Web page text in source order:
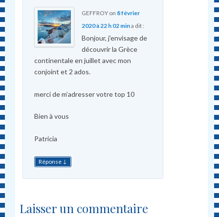
GEFFROYon 8 février
2020 à 22 h 02 mina dit :
Bonjour, j’envisage de
découvrir la Grèce
continentale en juillet avec mon
conjoint et 2 ados.
merci de m’adresser votre top 10
Bien à vous
Patricia
Réponse ↓
Laisser un commentaire